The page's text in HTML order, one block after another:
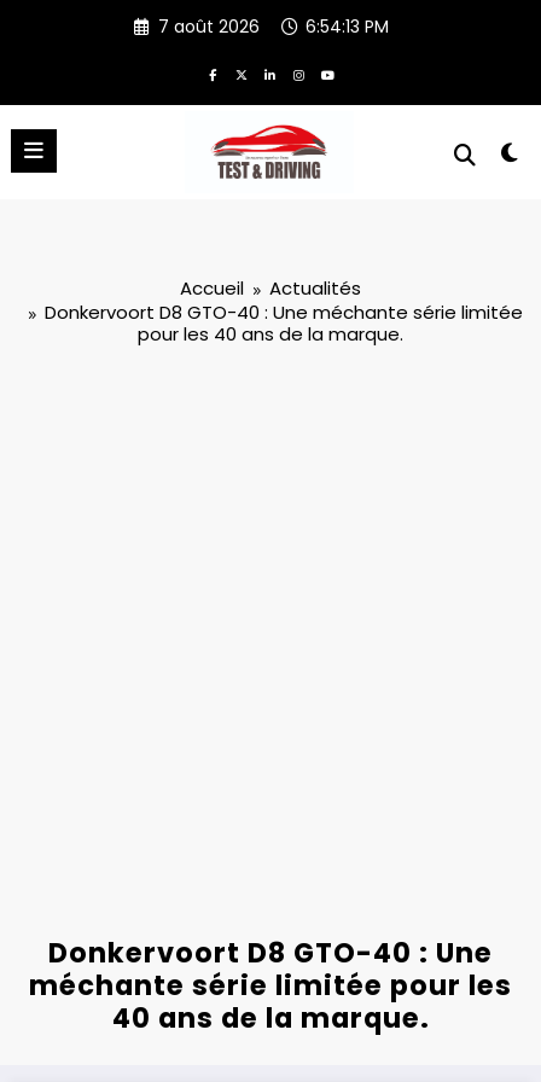
7 août 2026 6:54:14 PM
Accueil
Actualités
Donkervoort D8 GTO-40 : Une méchante série limitée
pour les 40 ans de la marque.
Donkervoort D8 GTO-40 : Une
méchante série limitée pour les
40 ans de la marque.